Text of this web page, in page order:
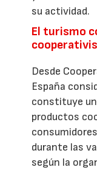
su actividad.
El turismo
Desde
España
constituye
productos
durante las
según la